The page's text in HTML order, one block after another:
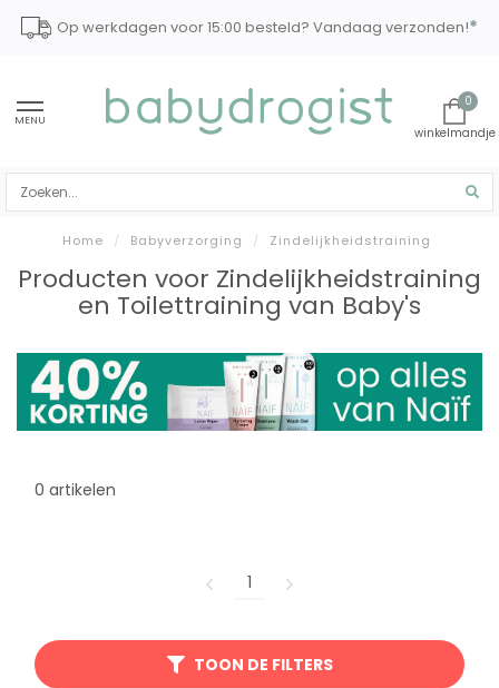
Op werkdagen voor 15:00 besteld? Vandaag verzonden!*
MENU
0
Home / Babyverzorging / Zindelijkheidstraining
Producten voor Zindelijkheidstraining
en Toilettraining van Baby's
0 artikelen
1
TOON DE FILTERS